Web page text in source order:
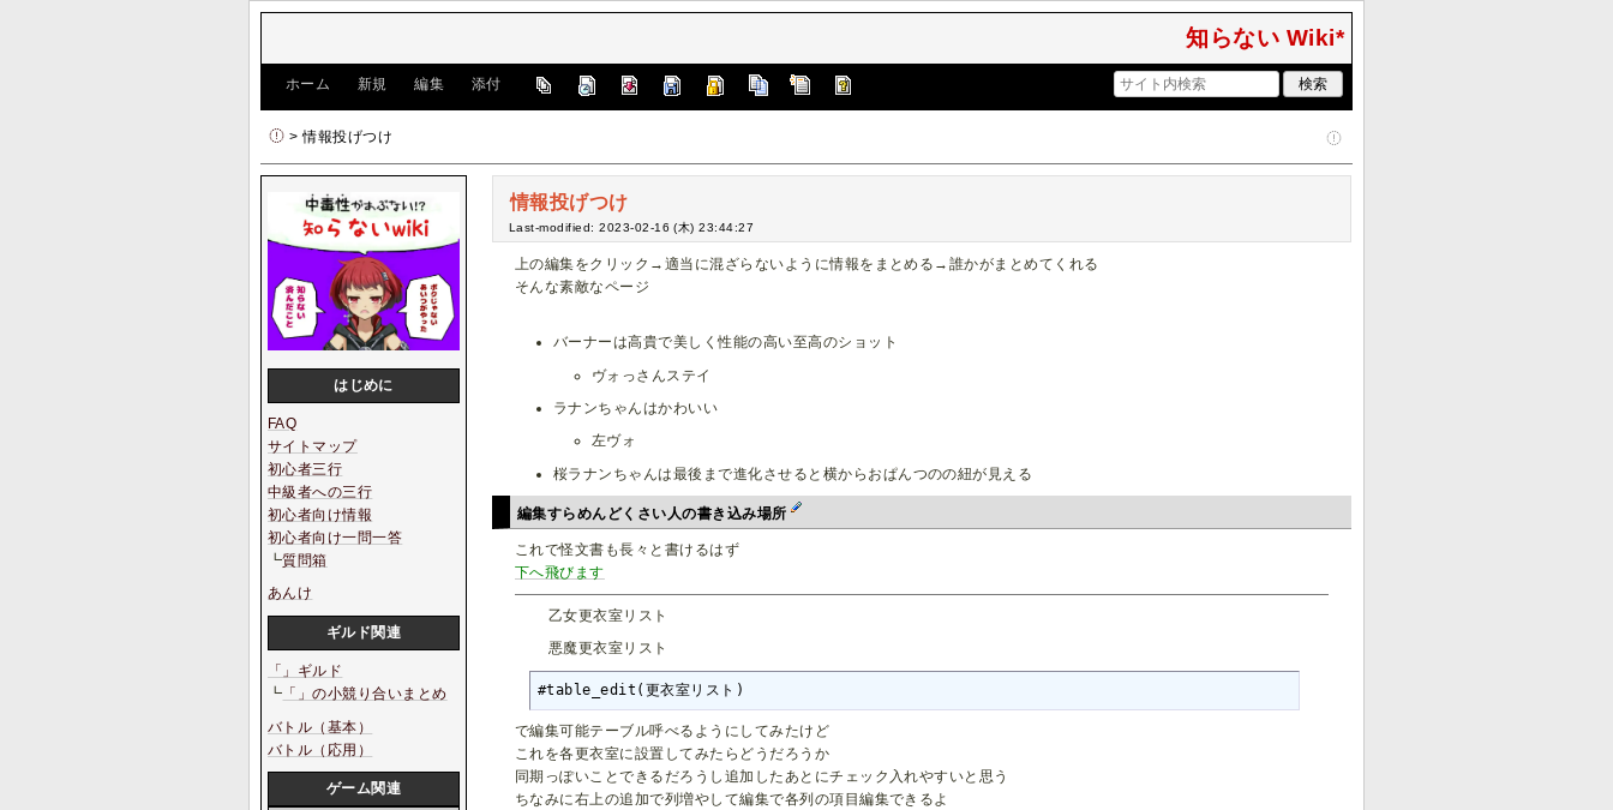
知らない Wiki*
ホーム 新規 編集 添付
> 情報投げつけ
情報投げつけ
Last-modified: 2023-02-16 (木) 23:44:27
上の編集をクリック→適当に混ざらないように情報をまとめる→誰かがまとめてくれる
そんな素敵なページ
バーナーは高貴で美しく性能の高い至高のショット
ヴォっさんステイ
ラナンちゃんはかわいい
左ヴォ
桜ラナンちゃんは最後まで進化させると横からおぱんつのの紐が見える
編集すらめんどくさい人の書き込み場所
これで怪文書も長々と書けるはず
下へ飛びます
乙女更衣室リスト
悪魔更衣室リスト
#table_edit(更衣室リスト)
で編集可能テーブル呼べるようにしてみたけど
これを各更衣室に設置してみたらどうだろうか
同期っぽいことできるだろうし追加したあとにチェック入れやすいと思う
ちなみに右上の追加で列増やして編集で各列の項目編集できるよ
はじめに
FAQ
サイトマップ
初心者三行
中級者への三行
初心者向け情報
初心者向け一問一答
┗質問箱
あんけ
ギルド関連
「」ギルド
┗ 「」の小競り合いまとめ
バトル（基本）
バトル（応用）
ゲーム関連